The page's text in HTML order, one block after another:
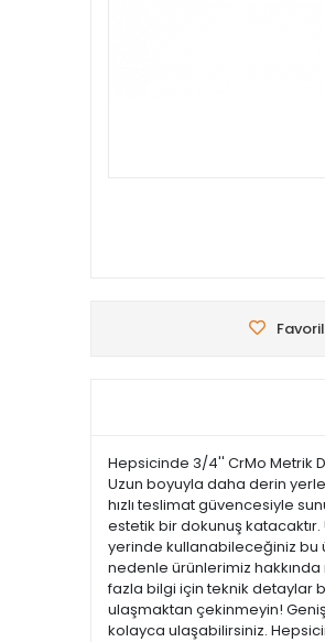
Hepsicinde 3/4'' CrMo Metrik
Uzun boyuyla daha derin
hızlı teslimat güvencesiyle
estetik bir dokunuş
yerinde kullanabileceğiniz bu
nedenle ürünlerimiz
fazla bilgi için teknik detaylar
ulaşmaktan çekinmeyin!
kolayca ulaşabilirsiniz.